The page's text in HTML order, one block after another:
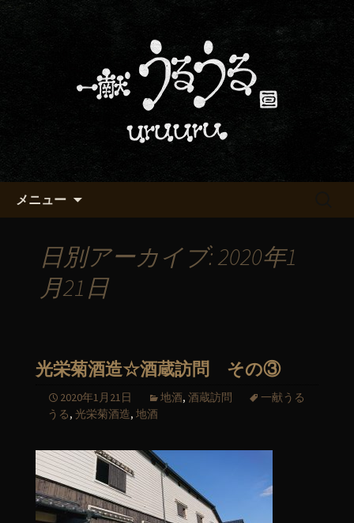
京都・五条でおいしい地酒が飲
める「一献うるうる」のブロ
京都・五条烏丸の町屋居酒屋「一献う
るうる」からのお知らせ
メニュー
日別アーカイブ: 2020年1
月21日
光栄菊酒造☆酒蔵訪問 その③
2020年1月21日 地酒, 酒蔵訪問
一献うる
うる, 光栄菊酒造, 地酒